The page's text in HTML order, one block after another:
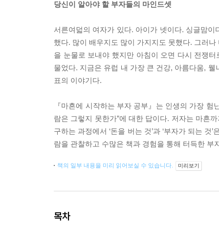
당신이 알아야 할 부자들의 마인드셋
서른여덟의 여자가 있다. 아이가 넷이다. 싱글맘
했다. 많이 배우지도 많이 가지지도 못했다. 그러
을 눈물로 보내야 했지만 아침이 오면 다시 전쟁
물었다. 지금은 유럽 내 가장 큰 건강, 아름다움,
표의 이야기다.
『마흔에 시작하는 부자 공부』는 인생의 가장
람은 그렇지 못한가”에 대한 답이다. 저자는 마흔
구하는 과정에서 ‘돈을 버는 것’과 ‘부자가 되는
람을 관찰하고 수많은 책과 경험을 통해 터득한 부
책의 일부 내용을 미리 읽어보실 수 있습니다. 미리보기
목차